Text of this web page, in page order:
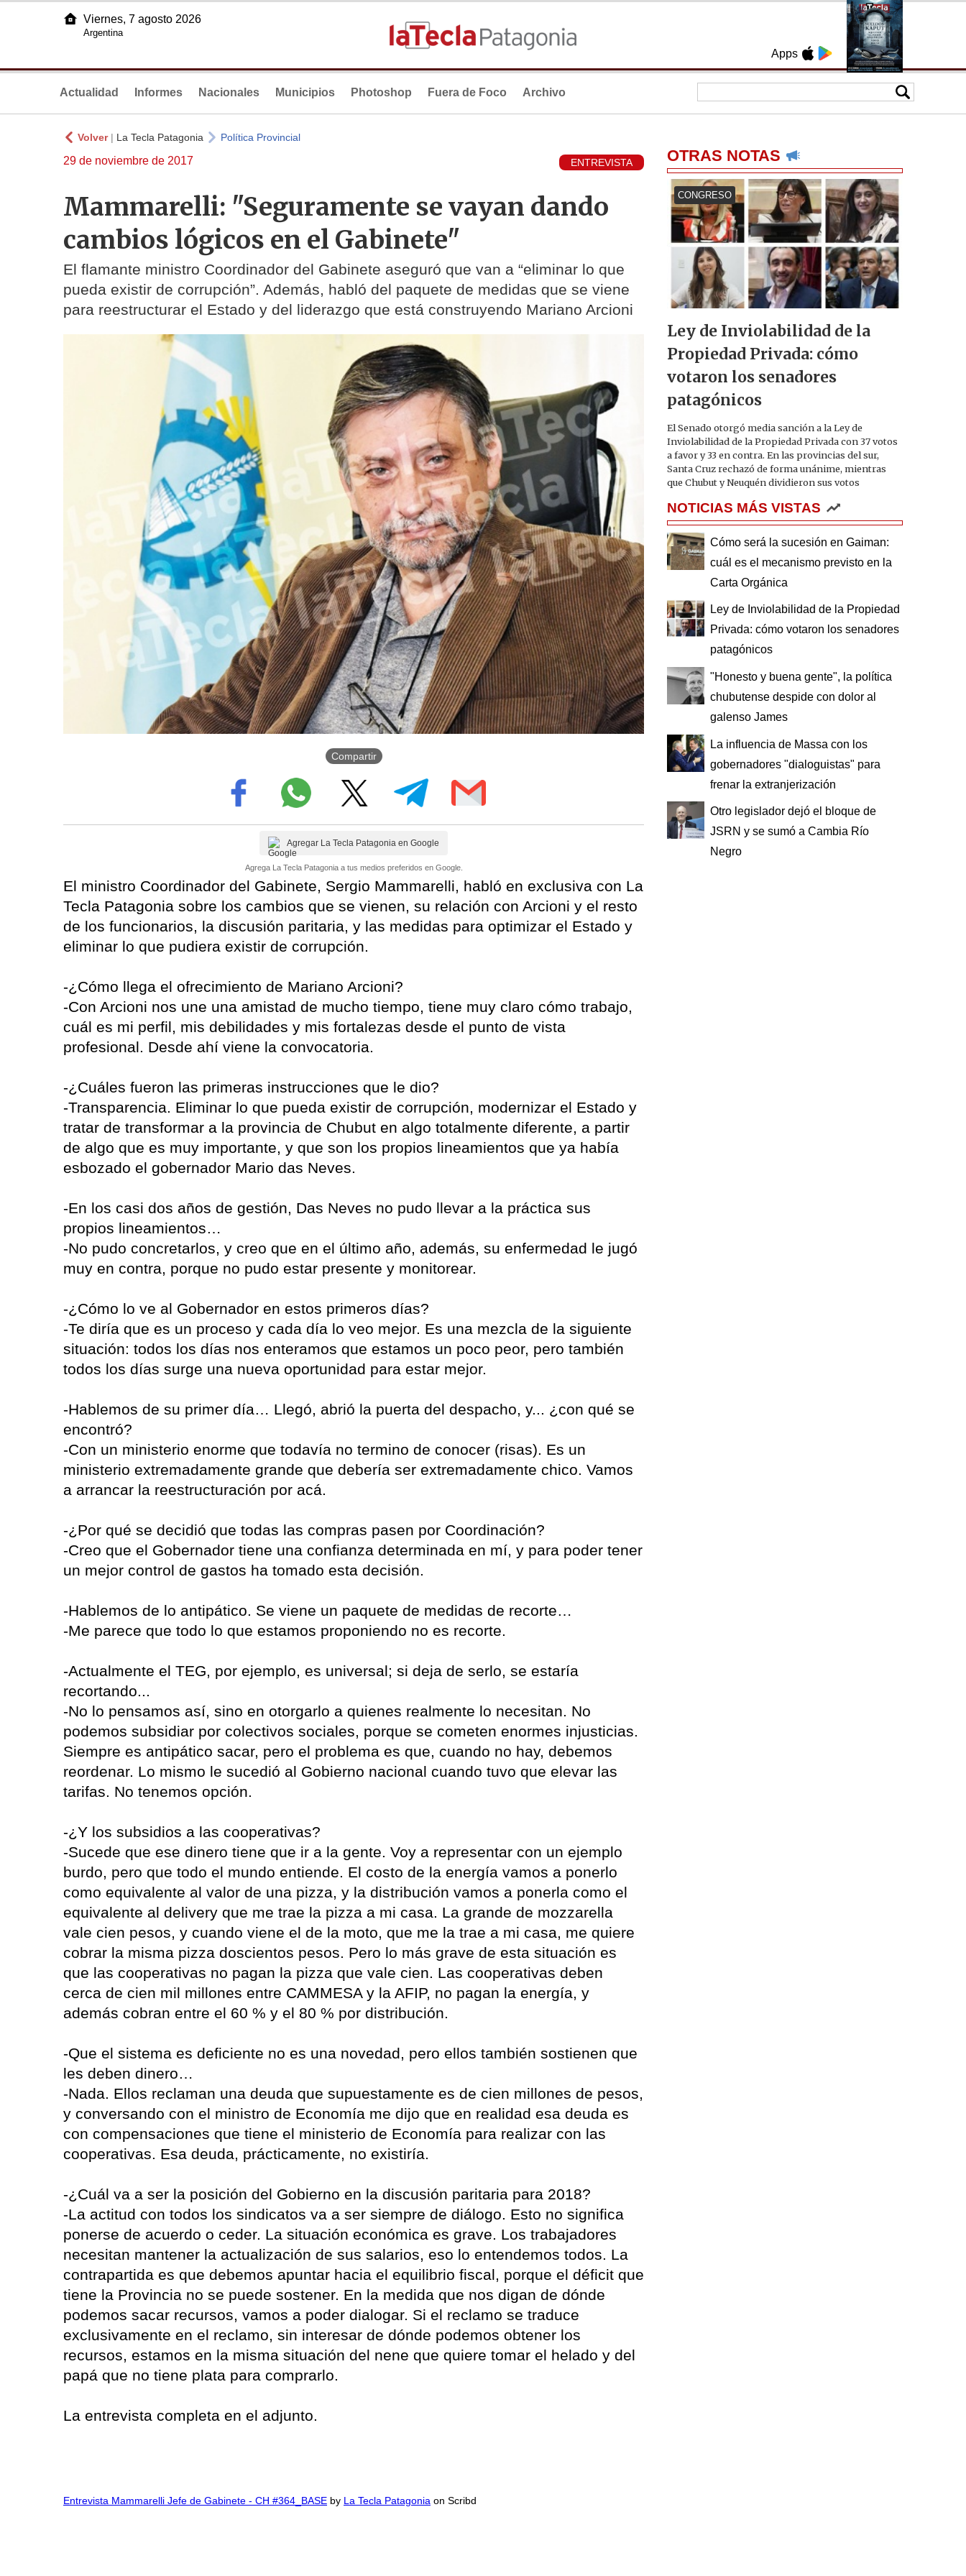
Apps
Viernes, 7 agosto 2026
Argentina
Actualidad Informes Nacionales Municipios Photoshop Fuera de Foco Archivo
Volver| La Tecla Patagonia Política Provincial
29 de noviembre de 2017 ENTREVISTA
Mammarelli: "Seguramente se vayan dando
cambios lógicos en el Gabinete"
El flamante ministro Coordinador del Gabinete aseguró que van a “eliminar lo que
pueda existir de corrupción”. Además, habló del paquete de medidas que se viene
para reestructurar el Estado y del liderazgo que está construyendo Mariano Arcioni
Compartir
Agregar La Tecla Patagonia en Google
Agrega La Tecla Patagonia a tus medios preferidos en Google.
El ministro Coordinador del Gabinete, Sergio Mammarelli, habló en exclusiva con La
Tecla Patagonia sobre los cambios que se vienen, su relación con Arcioni y el resto
de los funcionarios, la discusión paritaria, y las medidas para optimizar el Estado y
eliminar lo que pudiera existir de corrupción.
-¿Cómo llega el ofrecimiento de Mariano Arcioni?
-Con Arcioni nos une una amistad de mucho tiempo, tiene muy claro cómo trabajo,
cuál es mi perfil, mis debilidades y mis fortalezas desde el punto de vista
profesional. Desde ahí viene la convocatoria.
-¿Cuáles fueron las primeras instrucciones que le dio?
-Transparencia. Eliminar lo que pueda existir de corrupción, modernizar el Estado y
tratar de transformar a la provincia de Chubut en algo totalmente diferente, a partir
de algo que es muy importante, y que son los propios lineamientos que ya había
esbozado el gobernador Mario das Neves.
-En los casi dos años de gestión, Das Neves no pudo llevar a la práctica sus
propios lineamientos…
-No pudo concretarlos, y creo que en el último año, además, su enfermedad le jugó
muy en contra, porque no pudo estar presente y monitorear.
-¿Cómo lo ve al Gobernador en estos primeros días?
-Te diría que es un proceso y cada día lo veo mejor. Es una mezcla de la siguiente
situación: todos los días nos enteramos que estamos un poco peor, pero también
todos los días surge una nueva oportunidad para estar mejor.
-Hablemos de su primer día… Llegó, abrió la puerta del despacho, y... ¿con qué se
encontró?
-Con un ministerio enorme que todavía no termino de conocer (risas). Es un
ministerio extremadamente grande que debería ser extremadamente chico. Vamos
a arrancar la reestructuración por acá.
-¿Por qué se decidió que todas las compras pasen por Coordinación?
-Creo que el Gobernador tiene una confianza determinada en mí, y para poder tener
un mejor control de gastos ha tomado esta decisión.
-Hablemos de lo antipático. Se viene un paquete de medidas de recorte…
-Me parece que todo lo que estamos proponiendo no es recorte.
-Actualmente el TEG, por ejemplo, es universal; si deja de serlo, se estaría
recortando...
-No lo pensamos así, sino en otorgarlo a quienes realmente lo necesitan. No
podemos subsidiar por colectivos sociales, porque se cometen enormes injusticias.
Siempre es antipático sacar, pero el problema es que, cuando no hay, debemos
reordenar. Lo mismo le sucedió al Gobierno nacional cuando tuvo que elevar las
tarifas. No tenemos opción.
-¿Y los subsidios a las cooperativas?
-Sucede que ese dinero tiene que ir a la gente. Voy a representar con un ejemplo
burdo, pero que todo el mundo entiende. El costo de la energía vamos a ponerlo
como equivalente al valor de una pizza, y la distribución vamos a ponerla como el
equivalente al delivery que me trae la pizza a mi casa. La grande de mozzarella
vale cien pesos, y cuando viene el de la moto, que me la trae a mi casa, me quiere
cobrar la misma pizza doscientos pesos. Pero lo más grave de esta situación es
que las cooperativas no pagan la pizza que vale cien. Las cooperativas deben
cerca de cien mil millones entre CAMMESA y la AFIP, no pagan la energía, y
además cobran entre el 60 % y el 80 % por distribución.
-Que el sistema es deficiente no es una novedad, pero ellos también sostienen que
les deben dinero…
-Nada. Ellos reclaman una deuda que supuestamente es de cien millones de pesos,
y conversando con el ministro de Economía me dijo que en realidad esa deuda es
con compensaciones que tiene el ministerio de Economía para realizar con las
cooperativas. Esa deuda, prácticamente, no existiría.
-¿Cuál va a ser la posición del Gobierno en la discusión paritaria para 2018?
-La actitud con todos los sindicatos va a ser siempre de diálogo. Esto no significa
ponerse de acuerdo o ceder. La situación económica es grave. Los trabajadores
necesitan mantener la actualización de sus salarios, eso lo entendemos todos. La
contrapartida es que debemos apuntar hacia el equilibrio fiscal, porque el déficit que
tiene la Provincia no se puede sostener. En la medida que nos digan de dónde
podemos sacar recursos, vamos a poder dialogar. Si el reclamo se traduce
exclusivamente en el reclamo, sin interesar de dónde podemos obtener los
recursos, estamos en la misma situación del nene que quiere tomar el helado y del
papá que no tiene plata para comprarlo.
La entrevista completa en el adjunto.
Entrevista Mammarelli Jefe de Gabinete - CH #364_BASE by La Tecla Patagonia on Scribd
OTRAS NOTAS
CONGRESO
Ley de Inviolabilidad de la
Propiedad Privada: cómo
votaron los senadores
patagónicos
El Senado otorgó media sanción a la Ley de
Inviolabilidad de la Propiedad Privada con 37 votos
a favor y 33 en contra. En las provincias del sur,
Santa Cruz rechazó de forma unánime, mientras
que Chubut y Neuquén dividieron sus votos
NOTICIAS MÁS VISTAS
Cómo será la sucesión en Gaiman:
cuál es el mecanismo previsto en la
Carta Orgánica
Ley de Inviolabilidad de la Propiedad
Privada: cómo votaron los senadores
patagónicos
"Honesto y buena gente", la política
chubutense despide con dolor al
galenso James
La influencia de Massa con los
gobernadores "dialoguistas" para
frenar la extranjerización
Otro legislador dejó el bloque de
JSRN y se sumó a Cambia Río
Negro